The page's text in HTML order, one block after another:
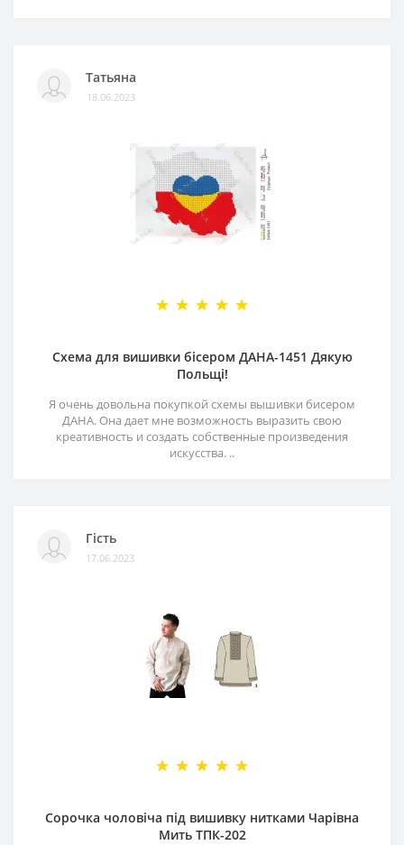
Татьяна
18.06.2023
Схема для вишивки бісером ДАНА-1451 Дякую
Польщі!
Я очень довольна покупкой схемы вышивки бисером
ДАНА. Она дает мне возможность выразить свою
креативность и создать собственные произведения
искусства. ..
Гість
17.06.2023
Сорочка чоловіча під вишивку нитками Чарівна
Мить ТПК-202